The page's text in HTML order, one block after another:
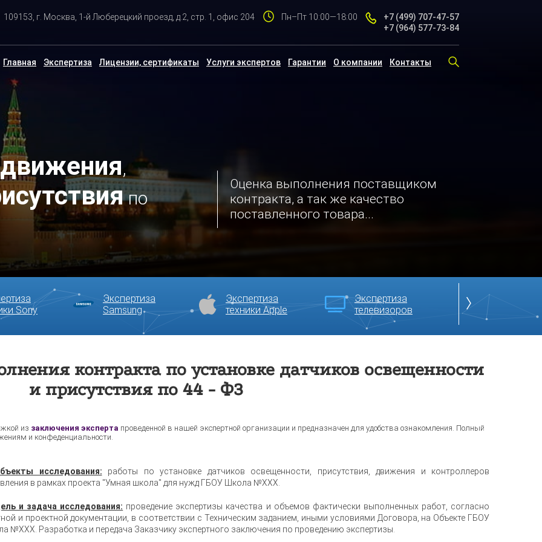
109153, г. Москва, 1-й Люберецкий проезд, д.2, стр. 1, офис 204 Пн–Пт 10:00—18:00 +7 (499) 707-47-57
+7 (964) 577-73-84
Главная Экспертиза Лицензии, сертификаты Услуги экспертов Гарантии О компании Контакты
,
по
Оценка выполнения поставщиком
контракта, а так же качество
поставленного товара...
Sony
Экспертиза
Samsung
Экспертиза
техники Apple
Экспертиза
телевизоров
Экспертиза
сайтов
контракта по установке датчиков освещенности
и присутствия по 44 - ФЗ
из заключения эксперта проведенной в нашей экспертной организации и предназначен для удобства ознакомления. Полный
и конфеденциальности.
исследования: работы по установке датчиков освещенности, присутствия, движения и контроллеров
в рамках проекта "Умная школа" для нужд ГБОУ Школа №ХХХ.
и задача исследования: проведение экспертизы качества и объемов фактически выполненных работ, согласно
и проектной документации, в соответствии с Техническим заданием, иными условиями Договора, на Объекте ГБОУ
№ХХХ. Разработка и передача Заказчику экспертного заключения по проведению экспертизы.